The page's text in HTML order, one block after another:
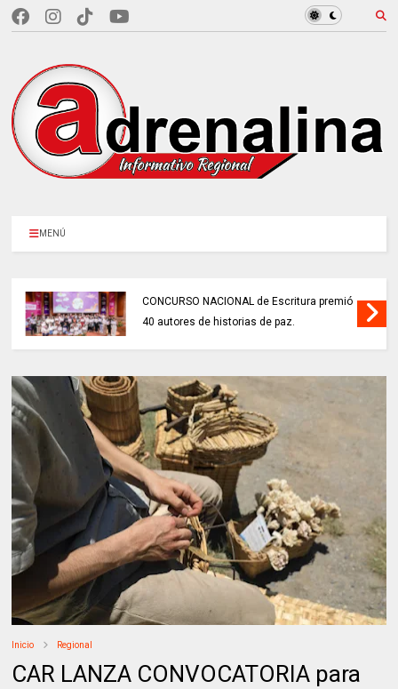
MENÚ
CONCURSO NACIONAL de Escritura premió
40 autores de historias de paz.
Inicio Regional
CAR LANZA CONVOCATORIA para